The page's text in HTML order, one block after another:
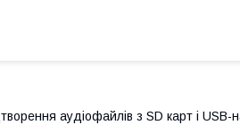
аудіофайлів з SD карт і USB-